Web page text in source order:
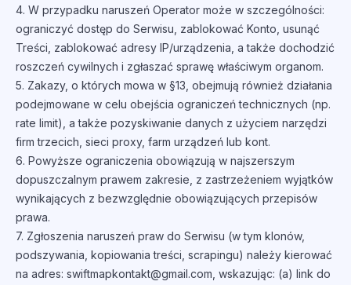
4. W przypadku naruszeń Operator może w szczególności:
ograniczyć dostęp do Serwisu, zablokować Konto, usunąć
Treści, zablokować adresy IP/urządzenia, a także dochodzić
roszczeń cywilnych i zgłaszać sprawę właściwym organom.
5. Zakazy, o których mowa w §13, obejmują również działania
podejmowane w celu obejścia ograniczeń technicznych (np.
rate limit), a także pozyskiwanie danych z użyciem narzędzi
firm trzecich, sieci proxy, farm urządzeń lub kont.
6. Powyższe ograniczenia obowiązują w najszerszym
dopuszczalnym prawem zakresie, z zastrzeżeniem wyjątków
wynikających z bezwzględnie obowiązujących przepisów
prawa.
7. Zgłoszenia naruszeń praw do Serwisu (w tym klonów,
podszywania, kopiowania treści, scrapingu) należy kierować
na adres: swiftmapkontakt@gmail.com, wskazując: (a) link do